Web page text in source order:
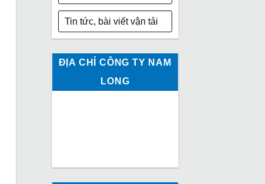
Tin tức, bài viết vận tải
ĐỊA CHỈ CÔNG TY NAM
LONG